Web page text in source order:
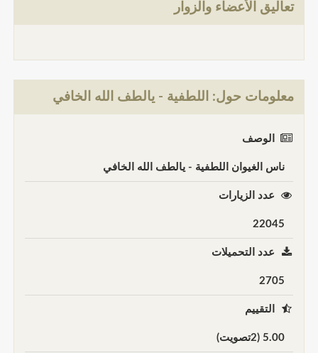
تعاليق الأعضاء والزوار
معلومات حول: اللطفية - يالطف الله الخافي
الوصف
ناس الغيوان اللطفية - يالطف الله الخافي
عدد الزيارات
22045
عدد التحميلات
2705
التقييم
5.00 (2تصويت)